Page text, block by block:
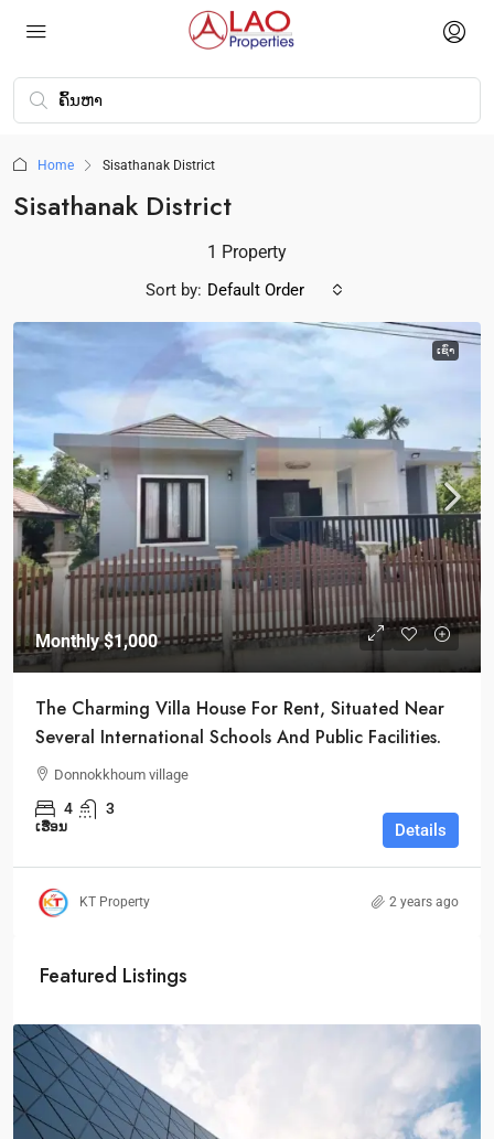
Home Sisathanak District
Sisathanak District
1 Property
Sort by: Default Order
ເຊົ່າ
Monthly$1,000
The Charming Villa House For Rent, Situated Near
Several International Schools And Public Facilities.
Donnokkhoum village
4 3
ເຮືອນ Details
KT Property 2 years ago
Featured Listings